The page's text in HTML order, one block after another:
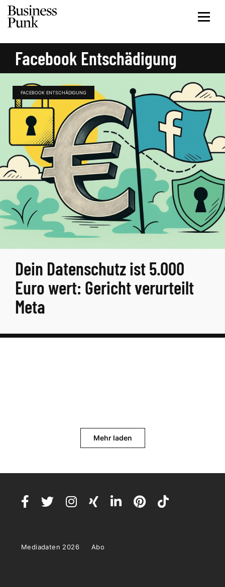
Facebook Entschädigung
FACEBOOK ENTSCHÄDIGUNG
Dein Datenschutz ist 5.000
Euro wert: Gericht verurteilt
Meta
Mehr laden
Mediadaten 2026 Abo